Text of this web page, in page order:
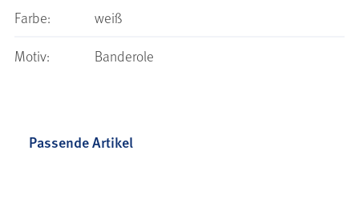
Farbe:
weiß
Motiv:
Banderole
Passende Artikel